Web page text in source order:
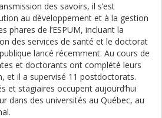
des savoirs, il s’est
au développement et à la gestion
phares de l’ESPUM, incluant la
des services de santé et le doctorat
lancé récemment. Au cours de
et doctorants ont complété leurs
et il a supervisé 11 postdoctorats.
et stagiaires occupent aujourd’hui
dans des universités au Québec, au